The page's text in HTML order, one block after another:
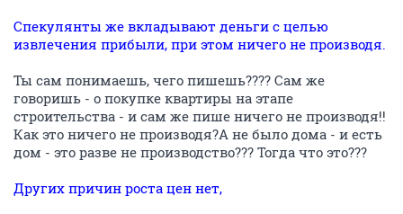
Спекулянты же вкладывают деньги с целью
извлечения прибыли, при этом ничего не производя.
Ты сам понимаешь, чего пишешь???? Сам же
говоришь - о покупке квартиры на этапе
строительства - и сам же пише ничего не производя!!
Как это ничего не производя?А не было дома - и есть
дом - это разве не производство??? Тогда что это???
Других причин роста цен нет,